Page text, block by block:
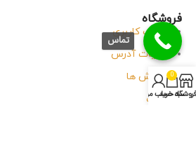
فروشگاه
حساب کاربری
جزئیات آدرس
سفارش ها
وبلاگ فروشگاه
0
سبد خرید
حساب من
تماس